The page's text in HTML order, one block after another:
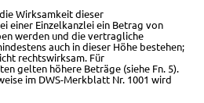
Wirksamkeit dieser
einer Einzelkanzlei ein Betrag von
werden und dievertragliche
auch in dieser Höhe bestehen;
rechtswirksam. Für
gelten höhere Beträge (siehe Fn. 5).
im DWS-Merkblatt Nr. 1001 wird